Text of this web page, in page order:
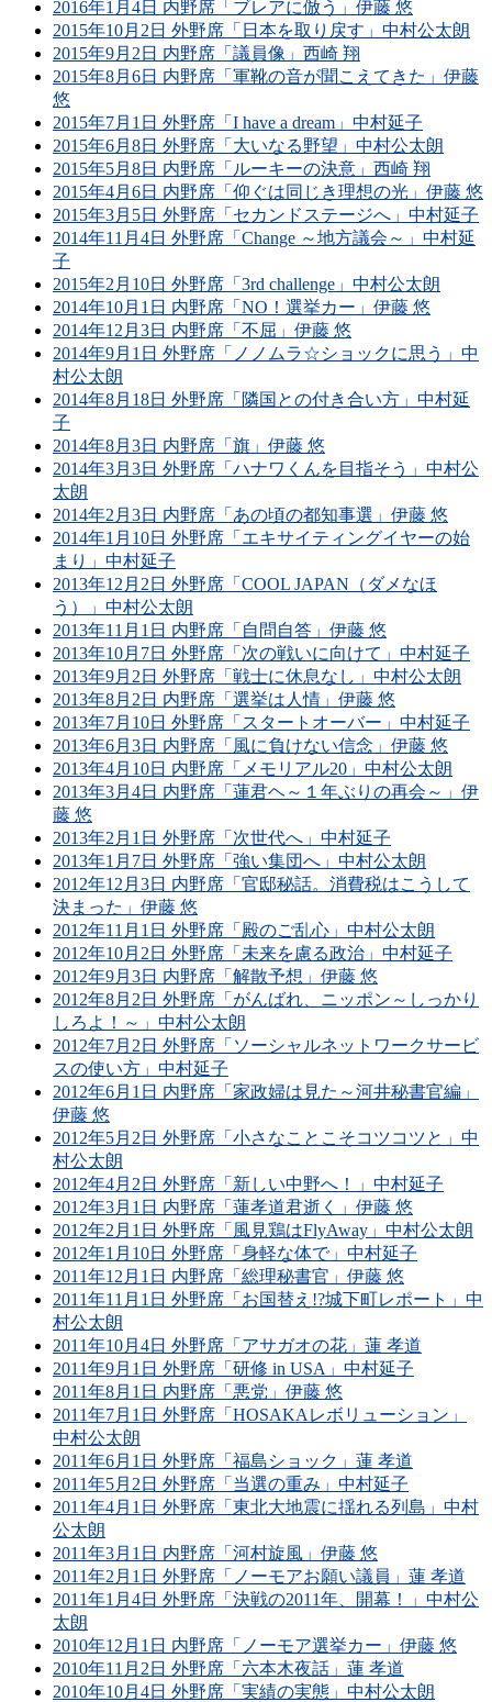
2016年1月4日 内野席「ブレアに倣う」伊藤 悠
2015年10月2日 外野席「日本を取り戻す」中村公太朗
2015年9月2日 内野席「議員像」西崎 翔
2015年8月6日 内野席「軍靴の音が聞こえてきた」伊藤
悠
2015年7月1日 外野席「I have a dream」中村延子
2015年6月8日 外野席「大いなる野望」中村公太朗
2015年5月8日 内野席「ルーキーの決意」西崎 翔
2015年4月6日 内野席「仰ぐは同じき理想の光」伊藤 悠
2015年3月5日 外野席「セカンドステージへ」中村延子
2014年11月4日 外野席「Change ～地方議会～」中村延
子
2015年2月10日 外野席「3rd challenge」中村公太朗
2014年10月1日 内野席「NO！選挙カー」伊藤 悠
2014年12月3日 内野席「不屈」伊藤 悠
2014年9月1日 外野席「ノノムラ☆ショックに思う」中
村公太朗
2014年8月18日 外野席「隣国との付き合い方」中村延
子
2014年8月3日 内野席「旗」伊藤 悠
2014年3月3日 外野席「ハナワくんを目指そう」中村公
太朗
2014年2月3日 内野席「あの頃の都知事選」伊藤 悠
2014年1月10日 外野席「エキサイティングイヤーの始
まり」中村延子
2013年12月2日 外野席「COOL JAPAN（ダメなほ
う）」中村公太朗
2013年11月1日 内野席「自問自答」伊藤 悠
2013年10月7日 外野席「次の戦いに向けて」中村延子
2013年9月2日 外野席「戦士に休息なし」中村公太朗
2013年8月2日 内野席「選挙は人情」伊藤 悠
2013年7月10日 外野席「スタートオーバー」中村延子
2013年6月3日 内野席「風に負けない信念」伊藤 悠
2013年4月10日 内野席「メモリアル20」中村公太朗
2013年3月4日 内野席「蓮君ヘ～１年ぶりの再会～」伊
藤 悠
2013年2月1日 外野席「次世代へ」中村延子
2013年1月7日 外野席「強い集団へ」中村公太朗
2012年12月3日 内野席「官邸秘話。消費税はこうして
決まった」伊藤 悠
2012年11月1日 外野席「殿のご乱心」中村公太朗
2012年10月2日 外野席「未来を慮る政治」中村延子
2012年9月3日 内野席「解散予想」伊藤 悠
2012年8月2日 外野席「がんばれ、ニッポン～しっかり
しろよ！～」中村公太朗
2012年7月2日 外野席「ソーシャルネットワークサービ
スの使い方」中村延子
2012年6月1日 内野席「家政婦は見た～河井秘書官編」
伊藤 悠
2012年5月2日 外野席「小さなことこそコツコツと」中
村公太朗
2012年4月2日 外野席「新しい中野へ！」中村延子
2012年3月1日 内野席「蓮孝道君逝く」伊藤 悠
2012年2月1日 外野席「風見鶏はFlyAway」中村公太朗
2012年1月10日 外野席「身軽な体で」中村延子
2011年12月1日 内野席「総理秘書官」伊藤 悠
2011年11月1日 外野席「お国替え!?城下町レポート」中
村公太朗
2011年10月4日 外野席「アサガオの花」蓮 孝道
2011年9月1日 外野席「研修 in USA」中村延子
2011年8月1日 内野席「悪党」伊藤 悠
2011年7月1日 外野席「HOSAKAレボリューション」
中村公太朗
2011年6月1日 外野席「福島ショック」蓮 孝道
2011年5月2日 外野席「当選の重み」中村延子
2011年4月1日 外野席「東北大地震に揺れる列島」中村
公太朗
2011年3月1日 内野席「河村旋風」伊藤 悠
2011年2月1日 外野席「ノーモアお願い議員」蓮 孝道
2011年1月4日 外野席「決戦の2011年、開幕！」中村公
太朗
2010年12月1日 内野席「ノーモア選挙カー」伊藤 悠
2010年11月2日 外野席「六本木夜話」蓮 孝道
2010年10月4日 外野席「実績の実態」中村公太朗